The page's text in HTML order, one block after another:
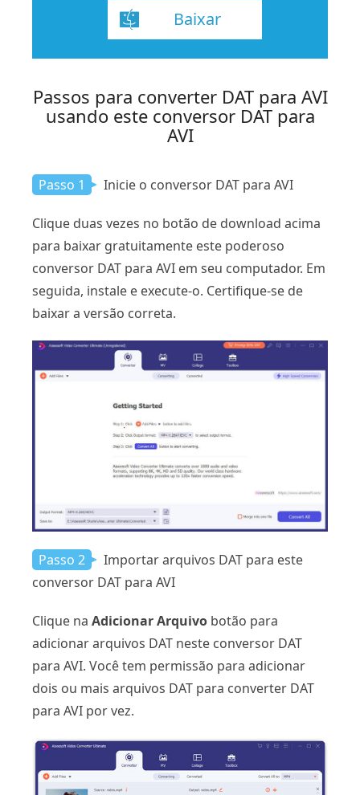
Baixar
Passos para converter DAT para AVI
usando este conversor DAT para
AVI
Passo 1 Inicie o conversor DAT para AVI
Clique duas vezes no botão de download acima
para baixar gratuitamente este poderoso
conversor DAT para AVI em seu computador. Em
seguida, instale e execute-o. Certifique-se de
baixar a versão correta.
Passo 2
Importar arquivos DAT para este
conversor DAT para AVI
Clique na Adicionar Arquivo botão para
adicionar arquivos DAT neste conversor DAT
para AVI. Você tem permissão para adicionar
dois ou mais arquivos DAT para converter DAT
para AVI por vez.